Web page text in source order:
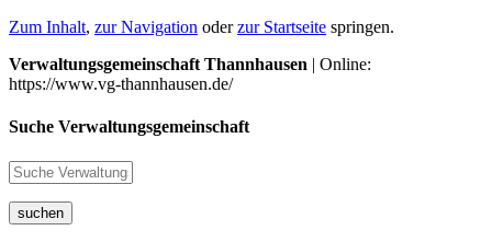
Zum Inhalt, zur Navigation oderzur Startseite springen.
Verwaltungsgemeinschaft Thannhausen | Online:
https://www.vg-thannhausen.de/
Suche Verwaltungsgemeinschaft
suchen